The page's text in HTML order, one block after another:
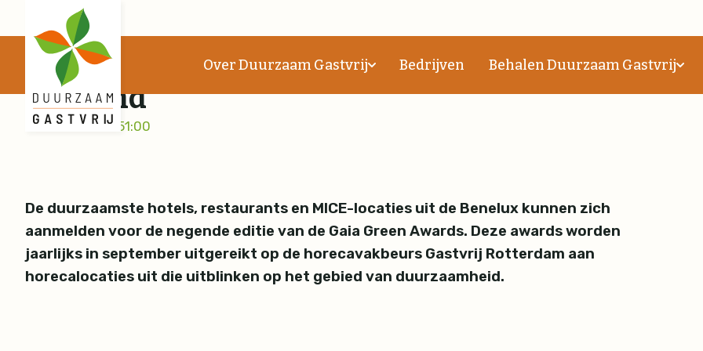
Over Duurzaam Gastvrij Bedrijven Behalen Duurzaam Gastvrij
Inschrijving negende editie van de duurzame
geopend
01-03-2024 11:51:00
De duurzaamste hotels, restaurants en MICE-locaties uit de Benelux kunnen zich
aanmelden voor de negende editie van de Gaia Green Awards. Deze awards worden
jaarlijks in september uitgereikt op de horecavakbeurs Gastvrij Rotterdam aan
horecalocaties uit die uitblinken op het gebied van duurzaamheid.